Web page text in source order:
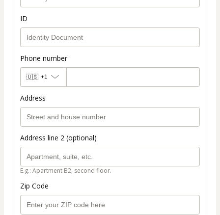
ID
Phone number
🇺🇸 +1
Address
Address line 2 (optional)
E.g.: Apartment B2, second floor.
Zip Code